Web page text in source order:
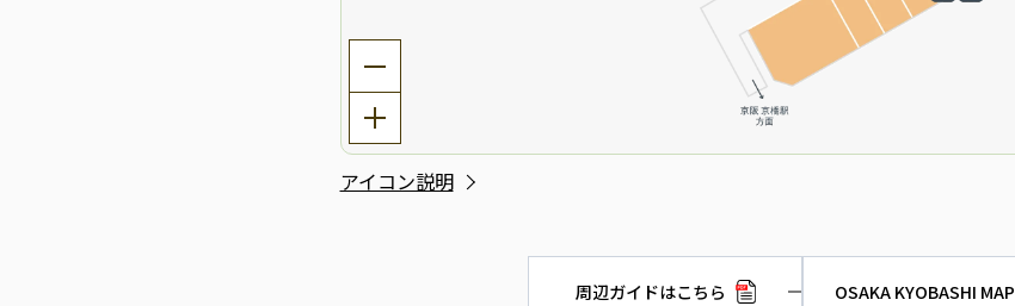
アイコン説明
周辺ガイドはこちら OSAKA KYOBASHI MAP